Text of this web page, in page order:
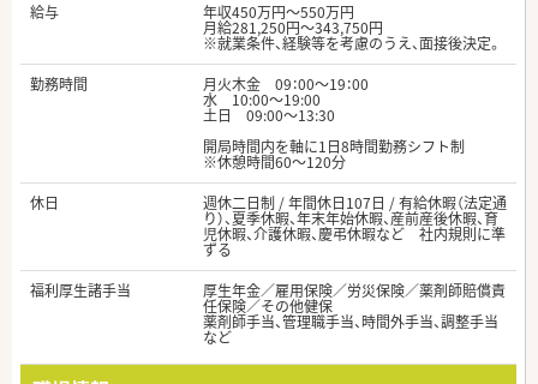
給与
年収450万円～550万円
月給281,250円～343,750円
※就業条件、経験等を考慮のうえ、面接後決定。
勤務時間
月火木金 09：00～19：00
水 10:00～19:00
土日 09:00～13:30
開局時間内を軸に1日8時間勤務シフト制
※休憩時間60～120分
休日
週休二日制 / 年間休日107日 / 有給休暇（法定通
り）、夏季休暇、年末年始休暇、産前産後休暇、育
児休暇、介護休暇、慶弔休暇など 社内規則に準
ずる
福利厚生諸手当
厚生年金／雇用保険／労災保険／薬剤師賠償責
任保険／その他健保
薬剤師手当、管理職手当、時間外手当、調整手当
など